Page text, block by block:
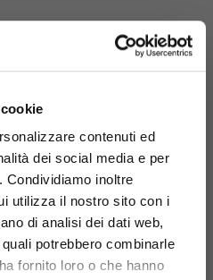
contenuti ed
dei social media e per
Condividiamo inoltre
utilizza il nostro sito con i
di analisi dei dati web,
potrebbero combinarle
fornito loro o che hanno